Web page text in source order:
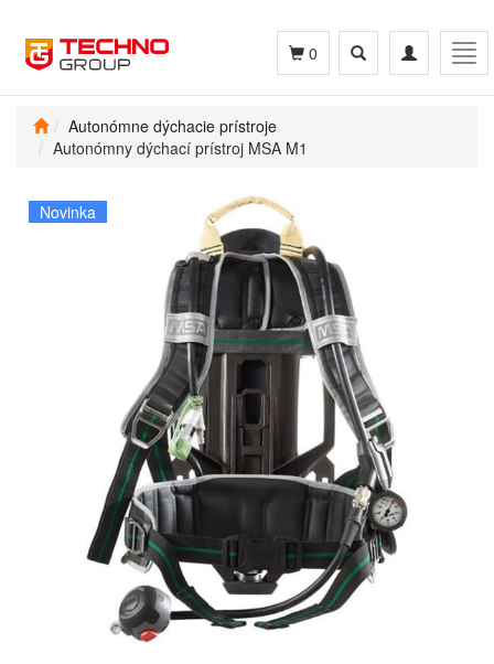
Toggle
navigation
Toggle
search
0
Autonómne dýchacie prístroje
Autonómny dýchací prístroj MSA M1
Novinka